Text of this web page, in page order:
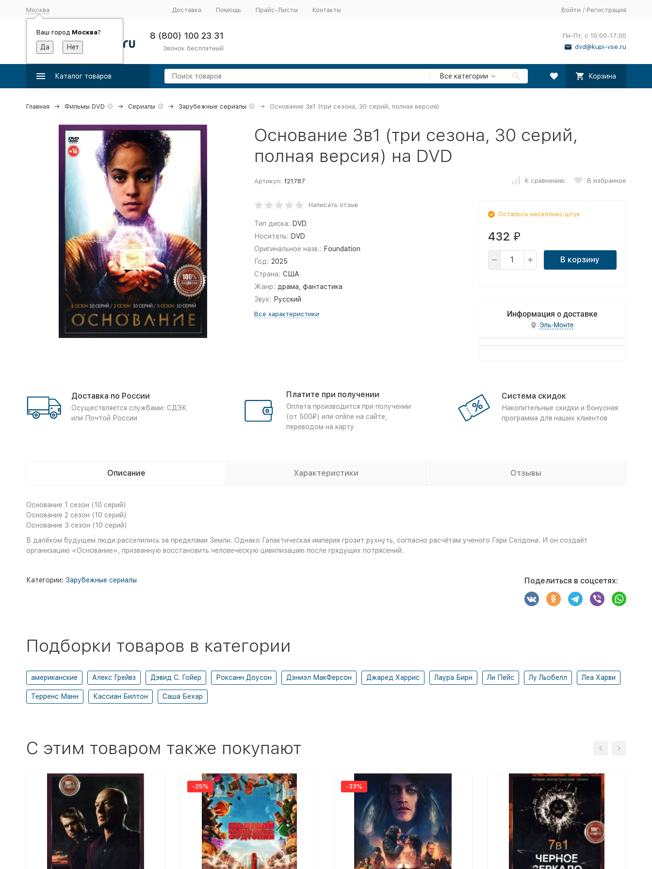
Москва
Ваш город Москва?
Доставка Помощь Прайс-Листы Контакты Войти / Регистрация
8 (800) 100 23 31
Звонок бесплатный
Пн-Пт, с 10:00-17:00
dvd@kupi-vse.ru
Каталог товаров Все категории Корзина
Главная Фильмы DVD Сериалы Зарубежные сериалы Основание 3в1 (три сезона, 30 серий, полная версия)
Основание 3в1 (три сезона, 30 серий,
полная версия) на DVD
Артикул: f21787 К сравнению В избранное
Написать отзыв
Тип диска: DVD
Носитель: DVD
Оригинальное назв.: Foundation
Год: 2025
Страна: США
Жанр: драма, фантастика
Звук: Русский
Все характеристики
Осталось несколько штук
432 ₽
В корзину
Информация о доставке
Эль-Монте
Доставка по России
Осуществляется службами: СДЭК
или Почтой России
Платите при получении
Оплата производится при получении
(от 500₽) или online на сайте,
переводом на карту
Система скидок
Накопительные скидки и бонусная
программа для наших клиентов
Описание Характеристики Отзывы
Основание 1 сезон (10 серий)
Основание 2 сезон (10 серий)
Основание 3 сезон (10 серий)
В далёком будущем люди расселились за пределами Земли. Однако Галактическая империя грозит рухнуть, согласно расчётам ученого Гэри Селдона. И он создаёт
организацию «Основание», призванную восстановить человеческую цивилизацию после грядущих потрясений.
Категории: Зарубежные сериалы Поделиться в соцсетях:
Подборки товаров в категории
американские Алекс Грейвз Дэвид С. Гойер Роксанн Доусон Дэниэл МакФерсон Джаред Харрис Лаура Бирн Ли Пейс Лу Льобелл Леа Харви
Терренс Манн Кассиан Билтон Саша Бехар
C этим товаром также покупают
-25% -23%